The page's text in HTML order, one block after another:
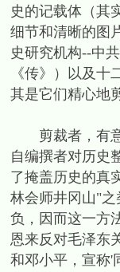
史的记载体（其
细节和清晰的图
史研究机构--中
《传》）以及
其是它们精心地
剪裁者，有意
自编撰者对历史
了掩盖历史的真
林会师井冈山"
负，因而这一方
恩来反对毛泽东
和邓小平，宣称'